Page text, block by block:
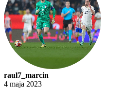
raul7_marcin
4 maja 2023